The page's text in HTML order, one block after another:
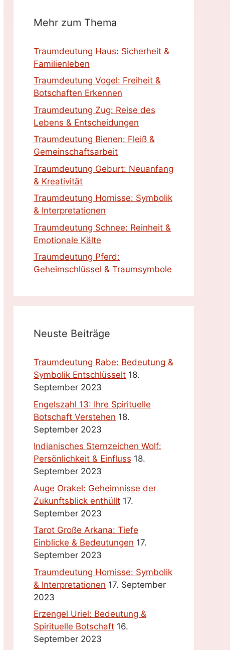
Mehr zum Thema
Traumdeutung Haus: Sicherheit &
Familienleben
Traumdeutung Vogel: Freiheit &
Botschaften Erkennen
Traumdeutung Zug: Reise des
Lebens & Entscheidungen
Traumdeutung Bienen: Fleiß &
Gemeinschaftsarbeit
Traumdeutung Geburt: Neuanfang
& Kreativität
Traumdeutung Hornisse: Symbolik
& Interpretationen
Traumdeutung Schnee: Reinheit &
Emotionale Kälte
Traumdeutung Pferd:
Geheimschlüssel & Traumsymbole
Neuste Beiträge
Traumdeutung Rabe: Bedeutung &
Symbolik Entschlüsselt 18.
September 2023
Engelszahl 13: Ihre Spirituelle
Botschaft Verstehen 18.
September 2023
Indianisches Sternzeichen Wolf:
Persönlichkeit & Einfluss 18.
September 2023
Auge Orakel: Geheimnisse der
Zukunftsblick enthüllt 17.
September 2023
Tarot Große Arkana: Tiefe
Einblicke & Bedeutungen 17.
September 2023
Traumdeutung Hornisse: Symbolik
& Interpretationen 17. September
2023
Erzengel Uriel: Bedeutung &
Spirituelle Botschaft 16.
September 2023